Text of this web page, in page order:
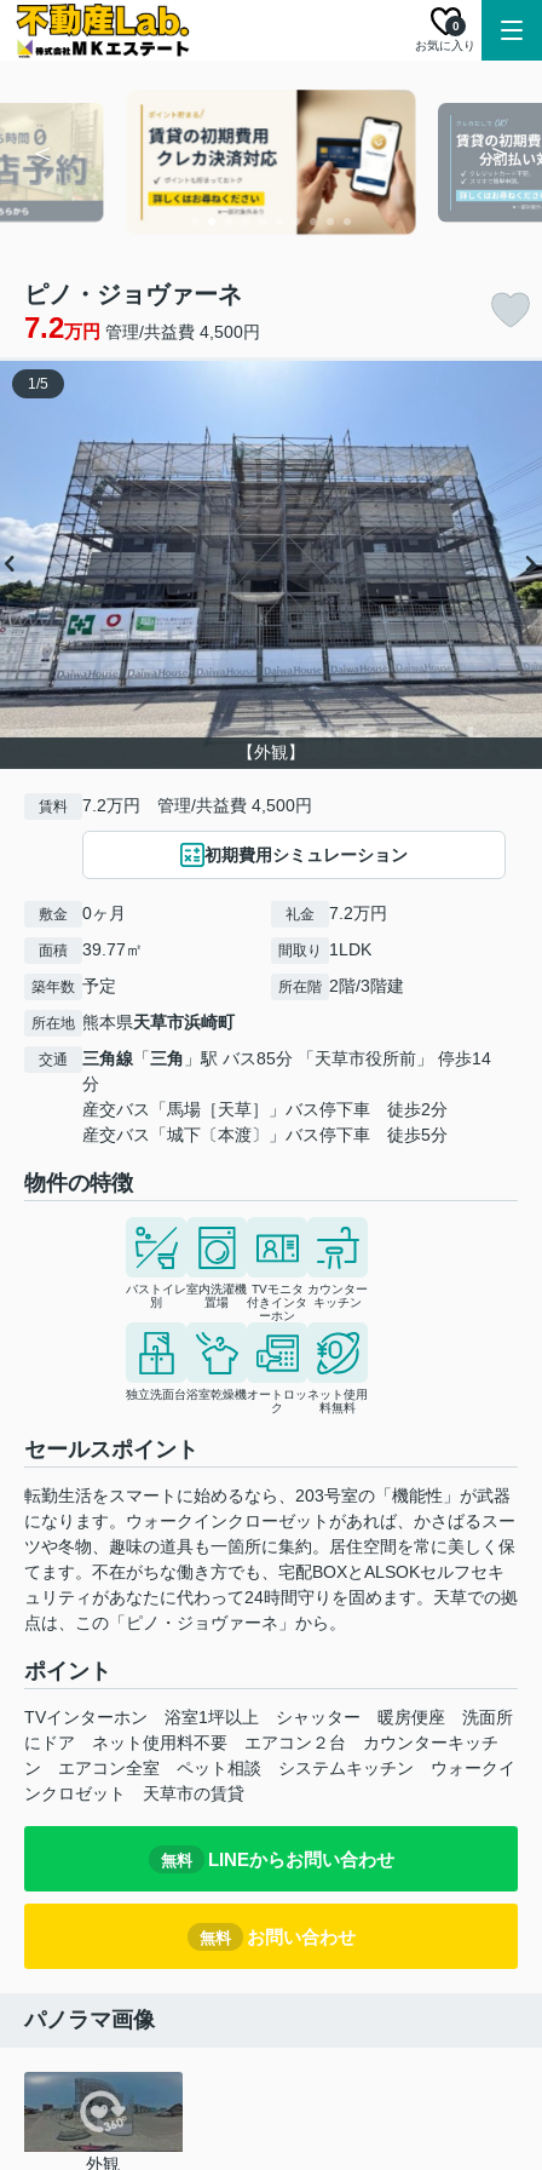
お気に入り
0
ピノ・ジョヴァーネ
7.2万円 管理/共益費 4,500円
【外観】
1/5
賃料 7.2万円 管理/共益費 4,500円
初期費用シミュレーション
敷金 0ヶ月 礼金 7.2万円
面積 39.77㎡ 間取り 1LDK
築年数 予定 所在階 2階/3階建
所在地 熊本県天草市浜崎町
交通 三角線 「三角 」駅 バス85分 「天草市役所前」 停歩14
分
産交バス「馬場［天草］」バス停下車 徒歩2分
産交バス「城下〔本渡〕」バス停下車 徒歩5分
物件の特徴
バストイレ
別
室内洗濯機
置場
TVモニタ
付きインタ
ーホン
カウンター
キッチン
独立洗面台浴室乾燥機オートロッ
ク
ネット使用
料無料
セールスポイント
転勤生活をスマートに始めるなら、203号室の「機能性」が武器
になります。ウォークインクローゼットがあれば、かさばるスー
ツや冬物、趣味の道具も一箇所に集約。居住空間を常に美しく保
てます。不在がちな働き方でも、宅配BOXとALSOKセルフセキ
ュリティがあなたに代わって24時間守りを固めます。天草での拠
点は、この「ピノ・ジョヴァーネ」から。
ポイント
TVインターホン 浴室1坪以上 シャッター 暖房便座
洗面所
にドア
ネット使用料不要 エアコン２台
カウンターキッチ
ン
エアコン全室 ペット相談 システムキッチン
ウォークイ
ンクロゼット
天草市の賃貸
無料 LINEからお問い合わせ
無料 お問い合わせ
パノラマ画像
外観